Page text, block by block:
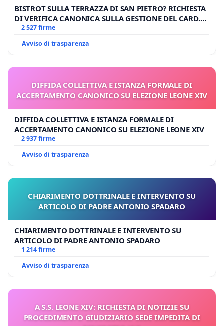
BISTROT SULLA TERRAZZA DI SAN PIETRO? RICHIESTA
DI VERIFICA CANONICA SULLA GESTIONE DEL CARD.
GAMBETTI
2 527 firme
Avviso di trasparenza
DIFFIDA COLLETTIVA E ISTANZA FORMALE DI
ACCERTAMENTO CANONICO SU ELEZIONE LEONE XIV
DIFFIDA COLLETTIVA E ISTANZA FORMALE DI
ACCERTAMENTO CANONICO SU ELEZIONE LEONE XIV
2 937 firme
Avviso di trasparenza
CHIARIMENTO DOTTRINALE E INTERVENTO SU
ARTICOLO DI PADRE ANTONIO SPADARO
CHIARIMENTO DOTTRINALE E INTERVENTO SU
ARTICOLO DI PADRE ANTONIO SPADARO
1 214 firme
Avviso di trasparenza
A S.S. LEONE XIV: RICHIESTA DI NOTIZIE SU
PROCEDIMENTO GIUDIZIARIO SEDE IMPEDITA DI